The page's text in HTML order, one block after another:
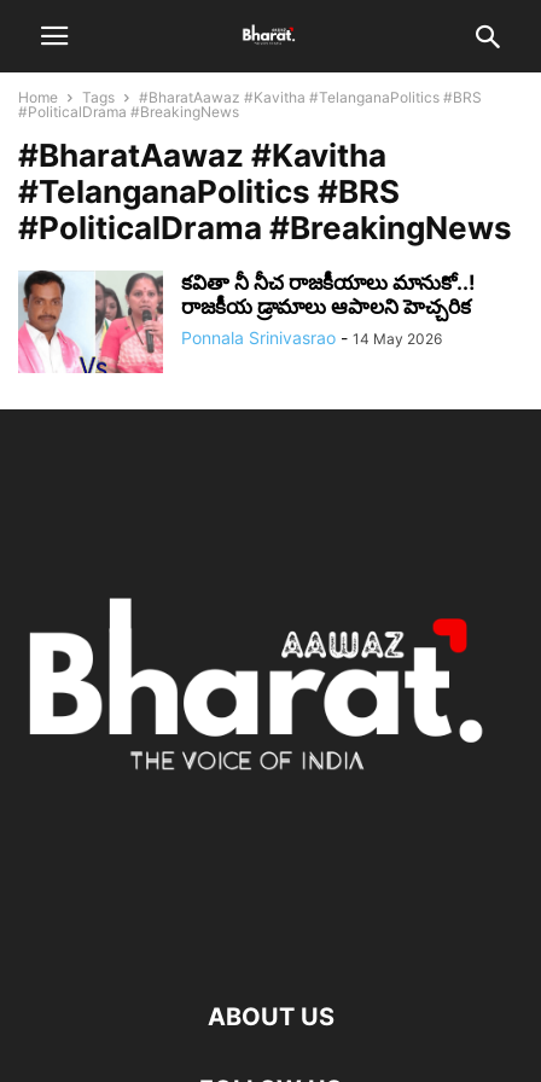
Home Tags
#BharatAawaz #Kavitha #TelanganaPolitics #BRS
#PoliticalDrama #BreakingNews
#BharatAawaz #Kavitha
#TelanganaPolitics #BRS
#PoliticalDrama #BreakingNews
కవితా నీ నీచ రాజకీయాలు మానుకో..!
రాజకీయ డ్రామాలు ఆపాలని హెచ్చరిక
Ponnala Srinivasrao - 14 May 2026
ABOUT US